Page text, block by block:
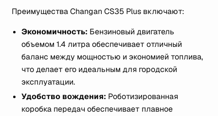
Преимущества Changan CS35 Plus включают:
Экономичность: Бензиновый двигатель
объемом 1.4 литра обеспечивает отличный
баланс между мощностью и экономией топлива,
что делает его идеальным для городской
эксплуатации.
Удобство вождения: Роботизированная
коробка передач обеспечивает плавное